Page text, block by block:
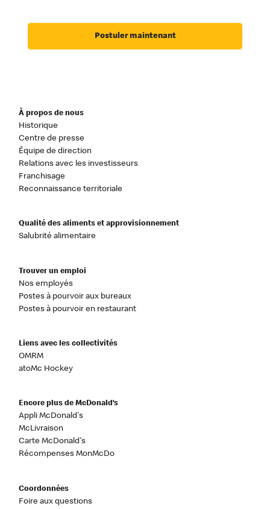
Postuler maintenant
À propos de nous
Historique
Centre de presse
Équipe de direction
Relations avec les investisseurs
Franchisage
Reconnaissance territoriale
Qualité des aliments et approvisionnement
Salubrité alimentaire
Trouver un emploi
Nos employés
Postes à pourvoir aux bureaux
Postes à pourvoir en restaurant
Liens avec les collectivités
OMRM
atoMc Hockey
Encore plus de McDonald’s
Appli McDonald's
McLivraison
Carte McDonald's
Récompenses MonMcDo
Coordonnées
Foire aux questions